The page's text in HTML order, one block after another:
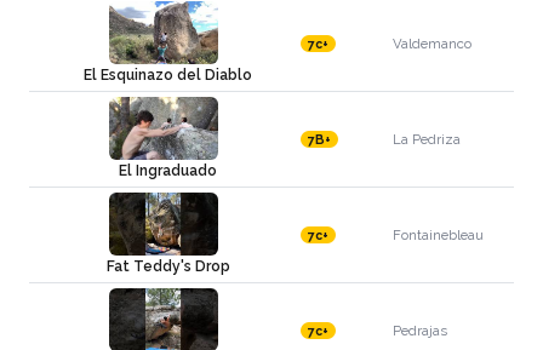
El Esquinazo del Diablo
7c+ Valdemanco
El Ingraduado
7B+ La Pedriza
Fat Teddy's Drop
7c+ Fontainebleau
7c+ Pedrajas